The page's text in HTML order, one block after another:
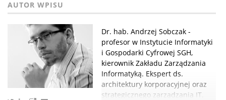
Dr. hab. Andrzej Sobczak -
profesor w Instytucie Informatyki
i Gospodarki Cyfrowej SGH,
kierownik Zakładu Zarządzania
Informatyką. Ekspert ds.
architektury korporacyjnej oraz
strategicznego zarządzania IT.